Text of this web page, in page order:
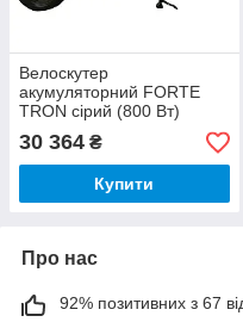
Велоскутер
акумуляторний FORTE
TRON сірий (800 Вт)
30 364 ₴
Купити
Про нас
92% позитивних з 67